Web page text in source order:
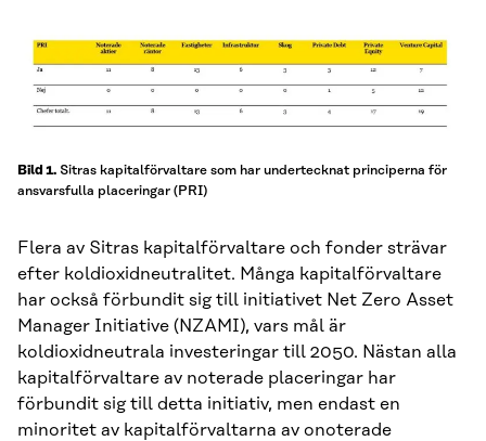
Bild 1. Sitras kapitalförvaltare som har undertecknat principerna för
ansvarsfulla placeringar (PRI)
Flera av Sitras kapitalförvaltare och fonder strävar
efter koldioxidneutralitet. Många kapitalförvaltare
har också förbundit sig till initiativet Net Zero Asset
Manager Initiative (NZAMI), vars mål är
koldioxidneutrala investeringar till 2050. Nästan alla
kapitalförvaltare av noterade placeringar har
förbundit sig till detta initiativ, men endast en
minoritet av kapitalförvaltarna av onoterade